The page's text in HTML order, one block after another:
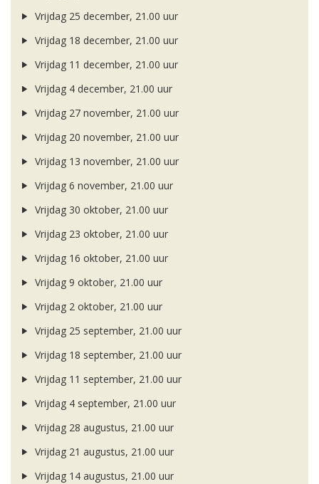
Vrijdag 25 december, 21.00 uur
Vrijdag 18 december, 21.00 uur
Vrijdag 11 december, 21.00 uur
Vrijdag 4 december, 21.00 uur
Vrijdag 27 november, 21.00 uur
Vrijdag 20 november, 21.00 uur
Vrijdag 13 november, 21.00 uur
Vrijdag 6 november, 21.00 uur
Vrijdag 30 oktober, 21.00 uur
Vrijdag 23 oktober, 21.00 uur
Vrijdag 16 oktober, 21.00 uur
Vrijdag 9 oktober, 21.00 uur
Vrijdag 2 oktober, 21.00 uur
Vrijdag 25 september, 21.00 uur
Vrijdag 18 september, 21.00 uur
Vrijdag 11 september, 21.00 uur
Vrijdag 4 september, 21.00 uur
Vrijdag 28 augustus, 21.00 uur
Vrijdag 21 augustus, 21.00 uur
Vrijdag 14 augustus, 21.00 uur